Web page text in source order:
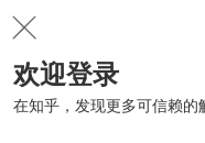
欢迎登录
在知乎，发现更多可信赖的